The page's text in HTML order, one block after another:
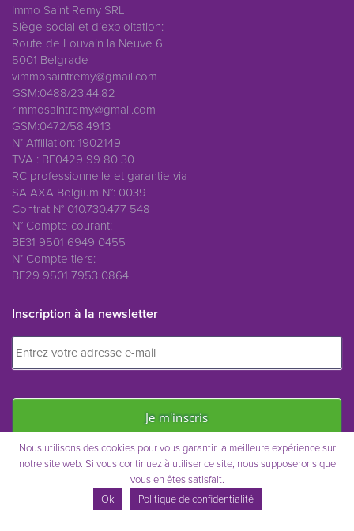
Immo Saint Remy SRL
Siège social et d’exploitation:
Route de Louvain la Neuve 6
5001 Belgrade
vimmosaintremy@gmail.com
GSM:0488/23.44.82
rimmosaintremy@gmail.com
GSM:0472/58.49.13
N° Affiliation: 1902149
TVA : BE0429 99 80 30
RC professionnelle et garantie via
SA AXA Belgium N°: 0039
Contrat N° 010.730.477 548
N° Compte courant:
BE31 9501 6949 0455
N° Compte tiers:
BE29 9501 7953 0864
Inscription à la newsletter
Immo Saint-Remy © 2021
Nous utilisons des cookies pour vous garantir la meilleure expérience sur
notre site web. Si vous continuez à utiliser ce site, nous supposerons que
vous en êtes satisfait.
Ok
Politique de confidentialité